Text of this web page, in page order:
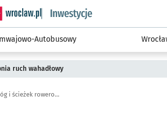
informacyjny wroclaw.pl podserwis:
Autobusowy
ruch wahadłowy
Przebudowa ul. Małachowskiego w celu wyznaczenia dróg i ścieżek rowerowych